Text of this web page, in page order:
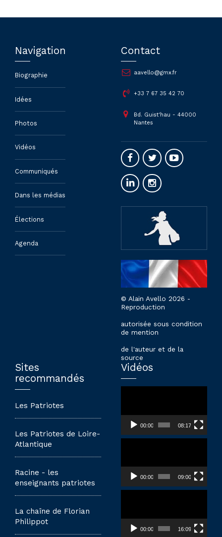
Navigation
Biographie
Idées
Photos
Vidéos
Communiqués
Dans les médias
Élections
Agenda
Contact
aavello@gmx.fr
+33 7 67 35 42 70
Bd. Guist'hau - 44000
Nantes
© Alain Avello 2026 -
Reproduction
autorisée sous condition
de mention
de l'auteur et de la
source
Sites
recommandés
Les Patriotes
Les Patriotes de Loire-
Atlantique
Racine - les
enseignants patriotes
La chaîne de Florian
Philippot
Vidéos
00:00 08:17
00:00 09:00
00:00 16:09